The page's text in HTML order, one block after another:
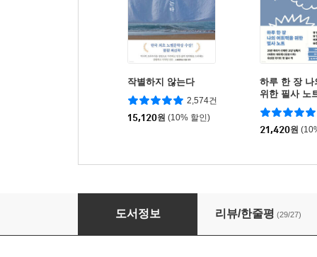
작별하지 않는다
2,574건
15,120원 (10% 할인)
하루 한 장 나
위한 필사 노
21,420원
앨저넌에게 꽃을
도서정보 리뷰/한줄평 (29/27)